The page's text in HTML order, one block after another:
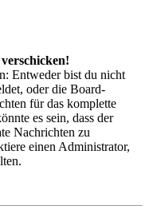
Entweder bist du nicht
oder die Board-
für das komplette
es sein, dass der
Nachrichten zu
einen Administrator,